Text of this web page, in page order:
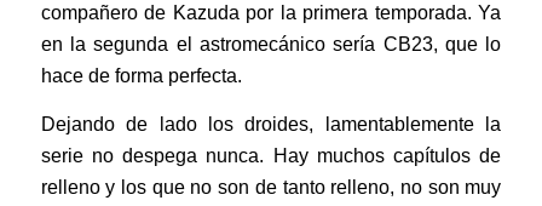
compañero de Kazuda por la primera temporada. Ya
en la segunda el astromecánico sería CB23, que lo
hace de forma perfecta.
Dejando de lado los droides, lamentablemente la
serie no despega nunca. Hay muchos capítulos de
relleno y los que no son de tanto relleno, no son muy